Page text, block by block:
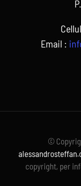
Email :
©
copyright, per